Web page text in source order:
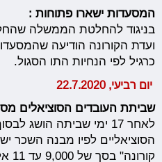
המסעדות ישארו פתוחות :
בניגוד להחלטת הממשלה
ועדת הקורונה הודיעה
כרגיל לפי הנחיות התו הסגול.
יום רביעי, 22.7.2020
שביתת העובדים הסוציאלים
לאחר 17 ימי שביתה
הסוציאליים לפיו מבנה השכר
קורונה" בסך של 9,000 עד 11 אלף שקלים.